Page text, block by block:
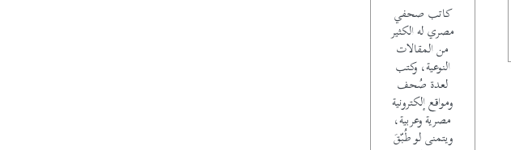
كاتب صحفي
مصري له الكثير
من المقالات
النوعية، وكتب
لعدة صُحف
ومواقع إلكترونية
مصرية وعربية،
ويتمنى لو طُبّقَ